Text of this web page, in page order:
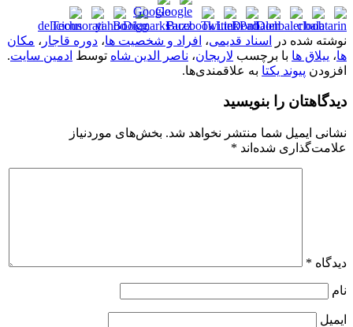
نوشته شده در اسناد قدیمی، افراد و شخصیت ها، دوره قاجار ، مکان
ها، ییلاق ها با برچسب لاریجان، ناصر الدین شاه توسط ادمین سایت.
افزودن پیوند یکتا به علاقمندی‌ها.
دیدگاهتان را بنویسید
نشانی ایمیل شما منتشر نخواهد شد. بخش‌های موردنیاز
علامت‌گذاری شده‌اند *
دیدگاه *
نام
ایمیل